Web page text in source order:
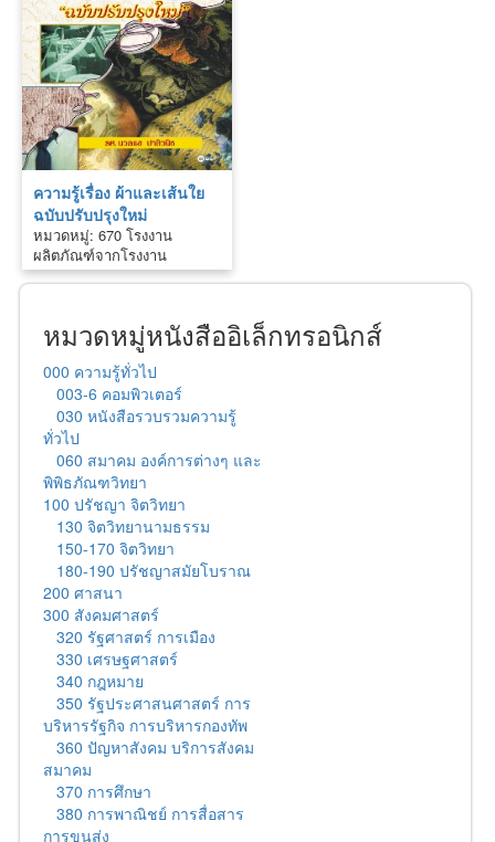
ความรู้เรื่อง ผ้าและเส้นใย
ฉบับปรับปรุงใหม่
หมวดหมู่: 670 โรงงาน
ผลิตภัณฑ์จากโรงงาน
หมวดหมู่หนังสืออิเล็กทรอนิกส์
000 ความรู้ทั่วไป
003-6 คอมพิวเตอร์
030 หนังสือรวบรวมความรู้
ทั่วไป
060 สมาคม องค์การต่างๆ และ
พิพิธภัณฑวิทยา
100 ปรัชญา จิตวิทยา
130 จิตวิทยานามธรรม
150-170 จิตวิทยา
180-190 ปรัชญาสมัยโบราณ
200 ศาสนา
300 สังคมศาสตร์
320 รัฐศาสตร์ การเมือง
330 เศรษฐศาสตร์
340 กฎหมาย
350 รัฐประศาสนศาสตร์ การ
บริหารรัฐกิจ การบริหารกองทัพ
360 ปัญหาสังคม บริการสังคม
สมาคม
370 การศึกษา
380 การพาณิชย์ การสื่อสาร
การขนส่ง